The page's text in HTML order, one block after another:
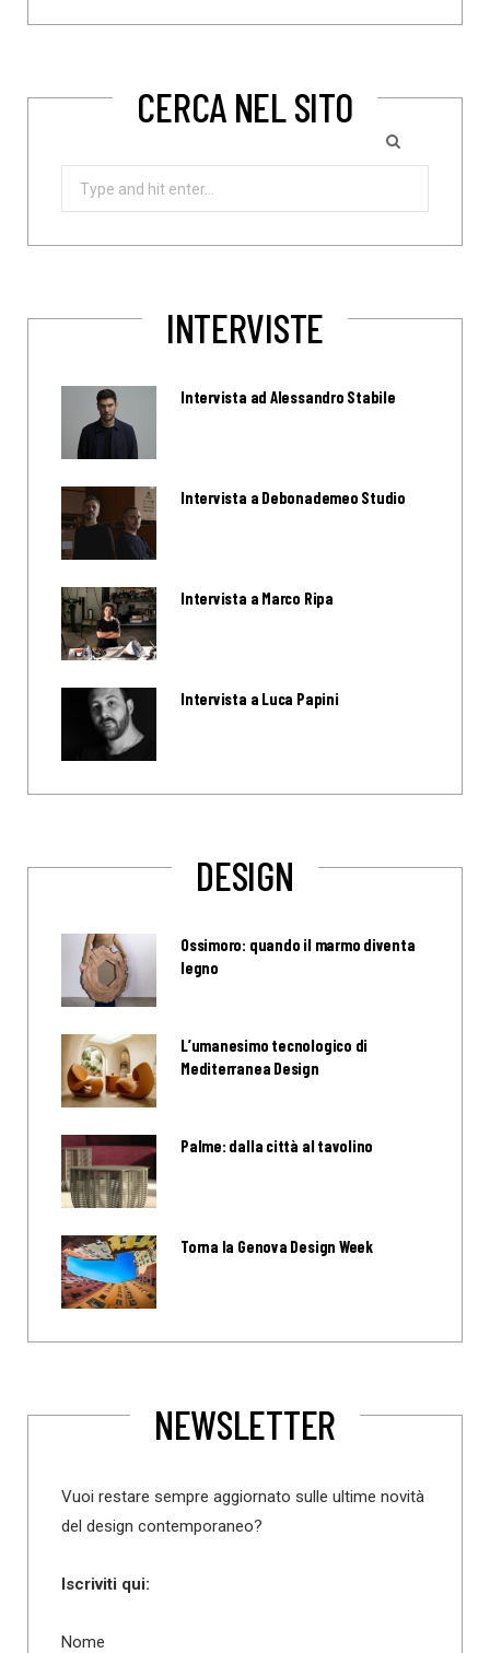
CERCA NEL SITO
INTERVISTE
Intervista ad Alessandro Stabile
Intervista a Debonademeo Studio
Intervista a Marco Ripa
Intervista a Luca Papini
DESIGN
Ossimoro: quando il marmo diventa
legno
L’umanesimo tecnologico di
Mediterranea Design
Palme: dalla città al tavolino
Torna la Genova Design Week
NEWSLETTER
Vuoi restare sempre aggiornato sulle ultime novità
del design contemporaneo?
Iscriviti qui:
Nome